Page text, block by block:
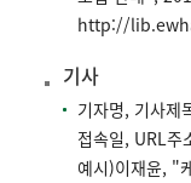
http://
기사
기자명, 기사제
접속일, URL주
예시)이재윤, "